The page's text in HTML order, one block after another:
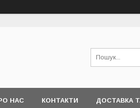
НАС КОНТАКТИ ДОСТАВКА